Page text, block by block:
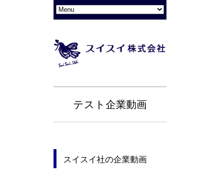
テスト企業動画
スイスイ社の企業動画